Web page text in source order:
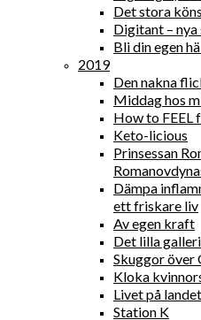
Det stora
Digitant – nya
Bli din egen
2019
Den nakna
Middag hos
How to FEEL
Keto-licious
Prinsessan
Dämpa
ett friskare liv
Av egen kraft
Det lilla
Skuggor över
Kloka
Livet på
Station K